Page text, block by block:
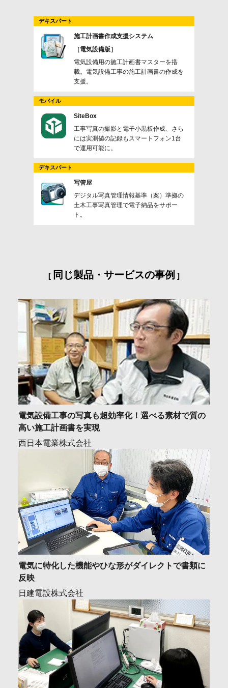
デキスパート
施工計画書作成支援システム
［電気設備版］
電気設備用の施工計画書マスターを搭
載。電気設備工事の施工計画書の作成を
支援。
モバイル
SiteBox
工事写真の撮影と電子小黒板作成、さら
には実測値の記録もスマートフォン1台
で運用可能に。
デキスパート
写管屋
デジタル写真管理情報基準（案）準拠の
土木工事写真管理で電子納品をサポー
ト。
同じ製品・サービスの事例
電気設備工事の写真も超効率化！選べる素材で質の
高い施工計画書を実現
西日本電業株式会社
電気に特化した機能やひな形がダイレクトで書類に
反映
日建電設株式会社